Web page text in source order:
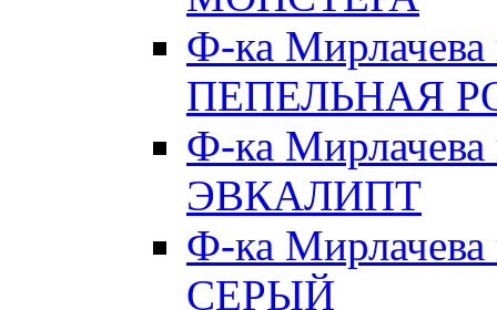
Ф-ка
ПЕПЕЛЬНАЯ
Ф-ка
ЭВКАЛИПТ
Ф-ка
СЕРЫЙ